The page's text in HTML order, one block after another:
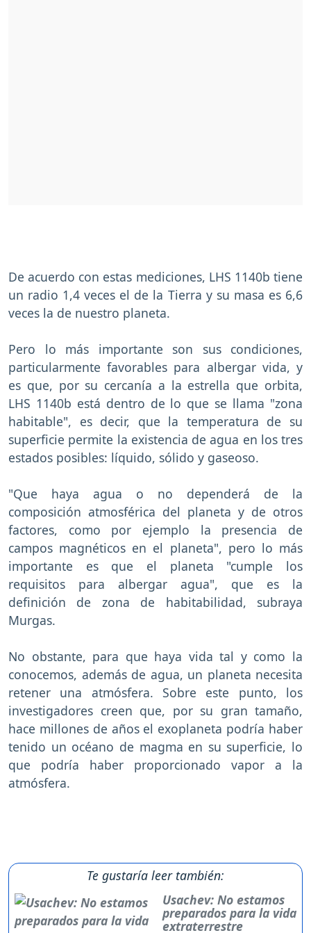
De acuerdo con estas mediciones, LHS 1140b tiene
un radio 1,4 veces el de la Tierra y su masa es 6,6
veces la de nuestro planeta.
Pero lo más importante son sus condiciones,
particularmente favorables para albergar vida, y
es que, por su cercanía a la estrella que orbita,
LHS 1140b está dentro de lo que se llama "zona
habitable", es decir, que la temperatura de su
superficie permite la existencia de agua en los tres
estados posibles: líquido, sólido y gaseoso.
"Que haya agua o no dependerá de la
composición atmosférica del planeta y de otros
factores, como por ejemplo la presencia de
campos magnéticos en el planeta", pero lo más
importante es que el planeta "cumple los
requisitos para albergar agua", que es la
definición de zona de habitabilidad, subraya
Murgas.
No obstante, para que haya vida tal y como la
conocemos, además de agua, un planeta necesita
retener una atmósfera. Sobre este punto, los
investigadores creen que, por su gran tamaño,
hace millones de años el exoplaneta podría haber
tenido un océano de magma en su superficie, lo
que podría haber proporcionado vapor a la
atmósfera.
Te gustaría leer también:
Usachev: No estamos
preparados para la vida
extraterrestre